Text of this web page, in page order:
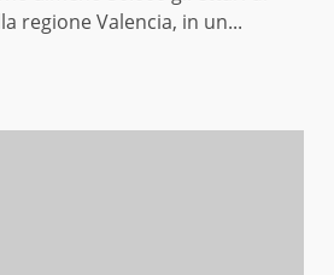
regione Valencia, in un...